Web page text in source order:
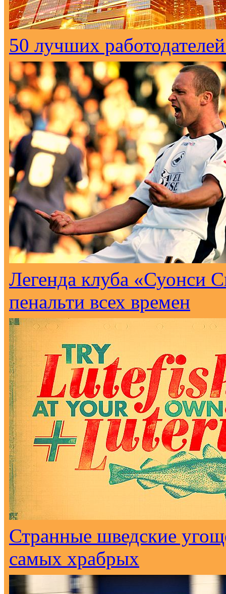
50 лучших
Легенда клуба «Суонси
пенальти всех времен
Странные шведские
самых храбрых